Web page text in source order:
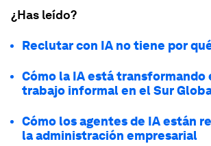
¿Has leído?
Reclutar con IA no tiene por
Cómo la IA está
trabajo informal en el Sur
Cómo los agentes de IA están
la administración empresarial